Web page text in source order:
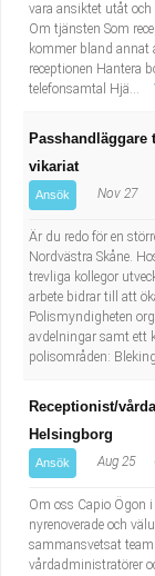
Lärare i
vara ansiktet utåt och
Om tjänsten Som
kommer bland annat
receptionen Hantera
telefonsamtal Hjä...
vikariat
Ansök Nov 27
Är du redo för en
Nordvästra Skåne.
trevliga kollegor
arbete bidrar till att
Polismyndigheten
avdelningar samt ett
polisområden:
Receptionist/
Helsingborg
Ansök Aug 25
Om oss Capio Ögon
nyrenoverade och
sammansvetsat
vårdadministratörer